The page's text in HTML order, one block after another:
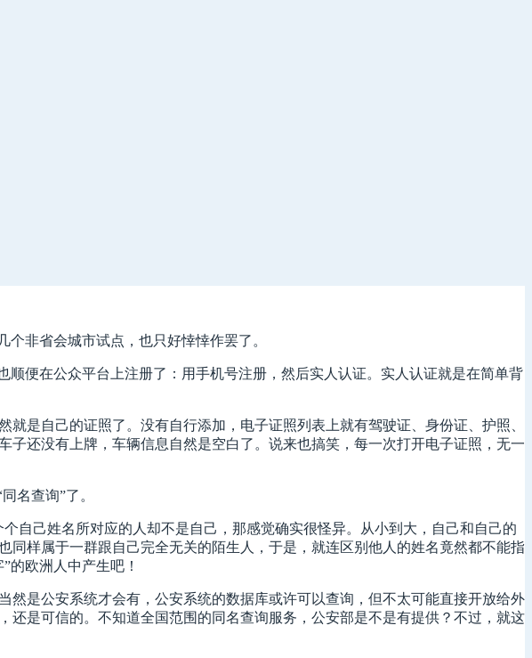
非省会城市试点，也只好悻悻作罢了。
便在公众平台上注册了：用手机号注册，然后实人认证。实人认证就是在简单背
是自己的证照了。没有自行添加，电子证照列表上就有驾驶证、身份证、护照、
还没有上牌，车辆信息自然是空白了。说来也搞笑，每一次打开电子证照，无一
名查询”了。
自己姓名所对应的人却不是自己，那感觉确实很怪异。从小到大，自己和自己的
样属于一群跟自己完全无关的陌生人，于是，就连区别他人的姓名竟然都不能指
的欧洲人中产生吧！
是公安系统才会有，公安系统的数据库或许可以查询，但不太可能直接开放给外
是可信的。不知道全国范围的同名查询服务，公安部是不是有提供？不过，就这